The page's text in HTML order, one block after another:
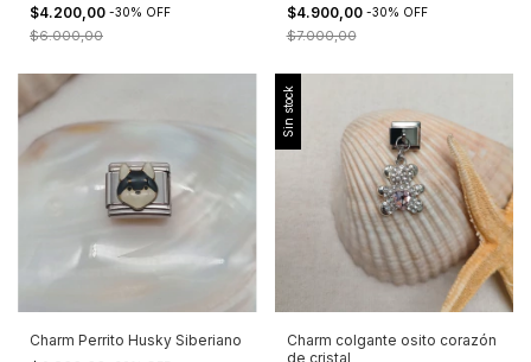
$4.200,00 -30% OFF
$6.000,00
$4.900,00 -30% OFF
$7.000,00
Charm Perrito Husky Siberiano
Sin stock
Charm colgante osito corazón
de cristal